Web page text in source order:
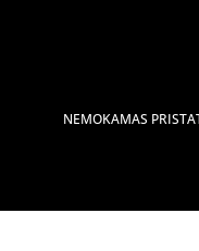
NEMOKAMAS